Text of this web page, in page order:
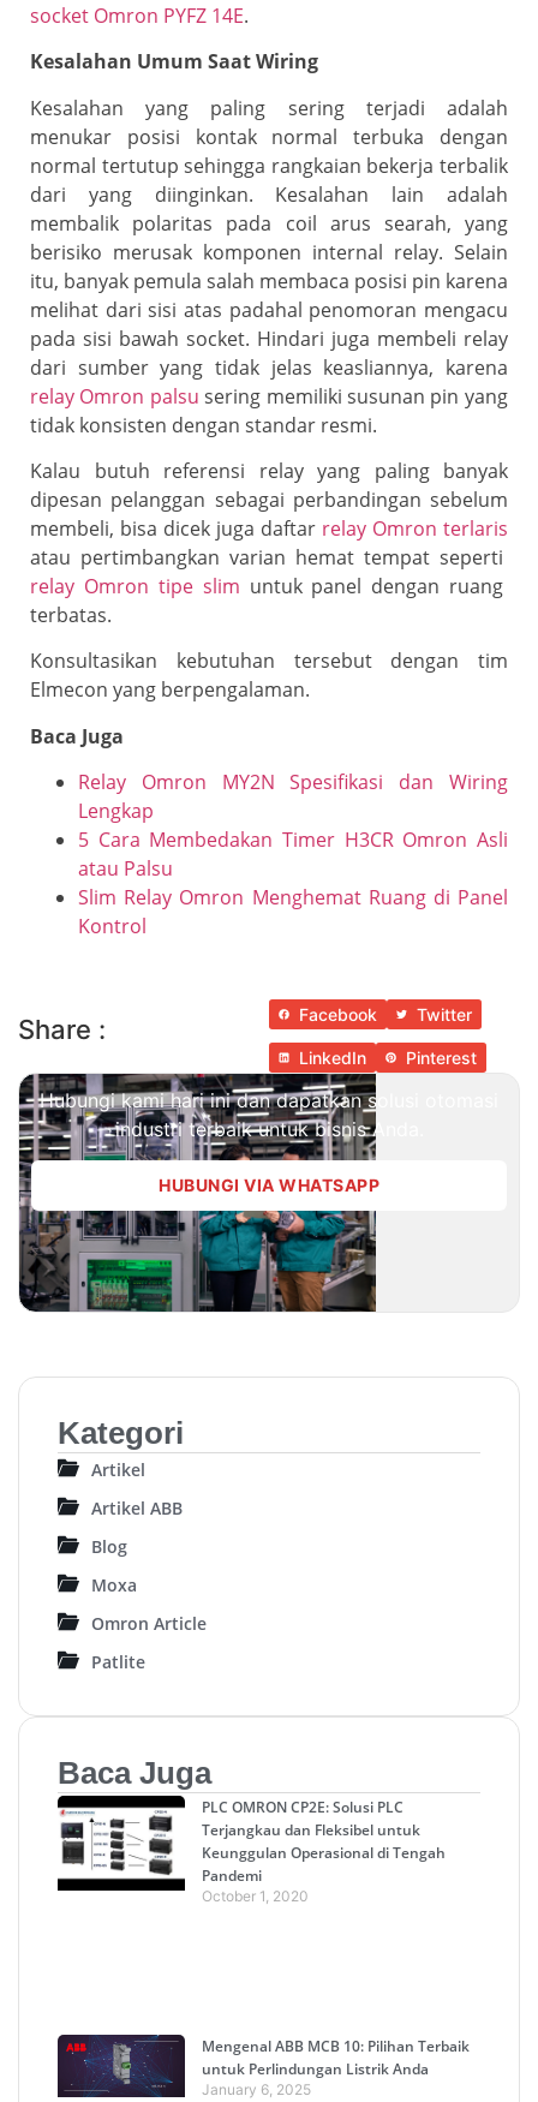
socket Omron PYFZ 14E.
Kesalahan Umum Saat Wiring
Kesalahan yang paling sering terjadi adalah
menukar posisi kontak normal terbuka dengan
normal tertutup sehingga rangkaian bekerja terbalik
dari yang diinginkan. Kesalahan lain adalah
membalik polaritas pada coil arus searah, yang
berisiko merusak komponen internal relay. Selain
itu, banyak pemula salah membaca posisi pin karena
melihat dari sisi atas padahal penomoran mengacu
pada sisi bawah socket. Hindari juga membeli relay
dari sumber yang tidak jelas keasliannya, karena
relay Omron palsu sering memiliki susunan pin yang
tidak konsisten dengan standar resmi.
Kalau butuh referensi relay yang paling banyak
dipesan pelanggan sebagai perbandingan sebelum
membeli, bisa dicek juga daftar relay Omron terlaris
atau pertimbangkan varian hemat tempat seperti
relay Omron tipe slim untuk panel dengan ruang
terbatas.
Konsultasikan kebutuhan tersebut dengan tim
Elmecon yang berpengalaman.
Baca Juga
Relay Omron MY2N Spesifikasi dan Wiring
Lengkap
5 Cara Membedakan Timer H3CR Omron Asli
atau Palsu
Slim Relay Omron Menghemat Ruang di Panel
Kontrol
Share : Facebook Twitter
LinkedIn Pinterest
Hubungi kami hari ini dan dapatkan solusi otomasi
industri terbaik untuk bisnis Anda.
HUBUNGI VIA WHATSAPP
Kategori
Artikel
Artikel ABB
Blog
Moxa
Omron Article
Patlite
Baca Juga
PLC OMRON CP2E: Solusi PLC
Terjangkau dan Fleksibel untuk
Keunggulan Operasional di Tengah
Pandemi
October 1, 2020
Mengenal ABB MCB 10: Pilihan Terbaik
untuk Perlindungan Listrik Anda
January 6, 2025